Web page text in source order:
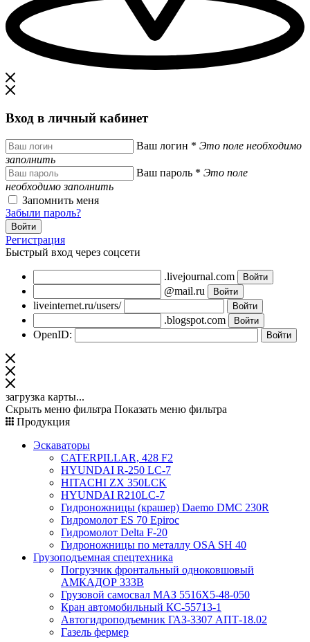
Вход в личный кабинет
Ваш логин * Это поле необходимо
заполнить
Ваш пароль * Это поле
необходимо заполнить
Запомнить меня
Забыли пароль?
Регистрация
Быстрый вход через соцсети
.livejournal.com
@mail.ru
liveinternet.ru/users/
.blogspot.com
OpenID:
загрузка карты...
Скрыть меню фильтра Показать меню фильтра
Продукция
Эскаваторы
CATERPILLAR, 428 F2
HYUNDAI R-250 LC-7
HITACHI ZX 350LCK
HYUNDAI R210LC-7
Гидроножницы (крашер) Daemo DMC 230R
Гидромолот ES 70 Epiroc
Гидромолот Delta F-20
Гидроножницы по металлу OSA SH 40
Грузоподъемная спецтехника
Погрузчик фронтальный одноковшовый
АМКАДОР 333В
Грузовой самосвал МАЗ 5516Х5-48-050
Кран автомобильный КС-55713-1
Автогидроподъемник ГАЗ-3307 АПТ-18.02
Газель фермер